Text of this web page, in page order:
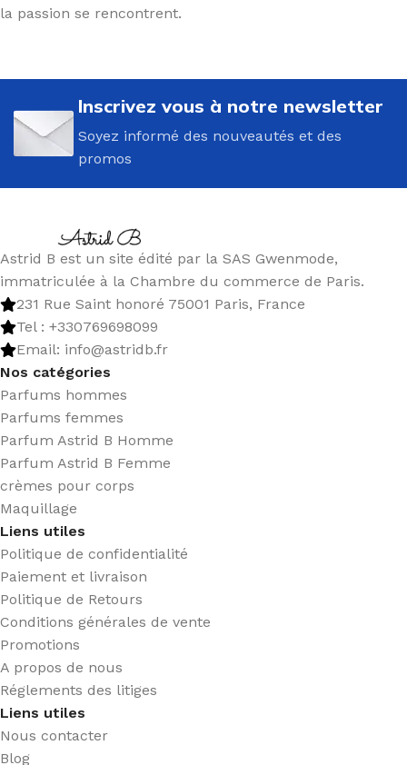
la passion se rencontrent.
Inscrivez vous à notre newsletter
Soyez informé des nouveautés et des
promos
Astrid B est un site édité par la SAS Gwenmode,
immatriculée à la Chambre du commerce de Paris.
231 Rue Saint honoré 75001 Paris, France
Tel : +330769698099
Email: info@astridb.fr
Nos catégories
Parfums hommes
Parfums femmes
Parfum Astrid B Homme
Parfum Astrid B Femme
crèmes pour corps
Maquillage
Liens utiles
Politique de confidentialité
Paiement et livraison
Politique de Retours
Conditions générales de vente
Promotions
A propos de nous
Réglements des litiges
Liens utiles
Nous contacter
Blog